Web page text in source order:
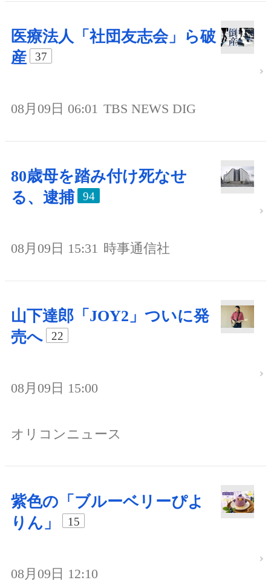
医療法人「社団友志会」ら破
産
37
08月09日 06:01 TBS NEWS DIG
80歳母を踏み付け死なせ
る、逮捕
94
08月09日 15:31 時事通信社
山下達郎「JOY2」ついに発
売へ
22
08月09日 15:00
オリコンニュース
紫色の「ブルーベリーぴよ
りん」
15
08月09日 12:10